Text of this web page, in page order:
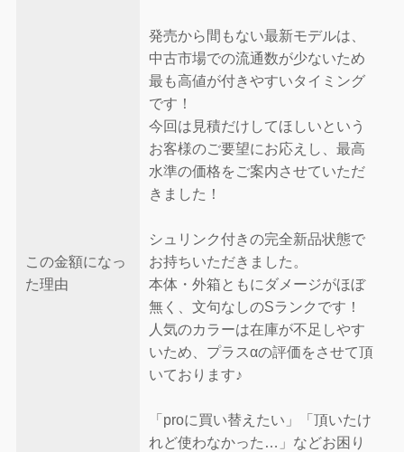
この金額になっ
た理由
発売から間もない最新モデルは、
中古市場での流通数が少ないため
最も高値が付きやすいタイミング
です！
今回は見積だけしてほしいという
お客様のご要望にお応えし、最高
水準の価格をご案内させていただ
きました！
シュリンク付きの完全新品状態で
お持ちいただきました。
本体・外箱ともにダメージがほぼ
無く、文句なしのSランクです！
人気のカラーは在庫が不足しやす
いため、プラスαの評価をさせて頂
いております♪
「proに買い替えたい」「頂いたけ
れど使わなかった…」などお困り